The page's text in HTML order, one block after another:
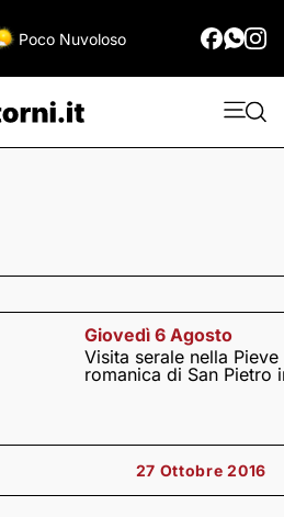
Poco Nuvoloso
Giovedì 6 Agosto
Visita serale nella Pieve
romanica di San Pietro
27 Ottobre 2016